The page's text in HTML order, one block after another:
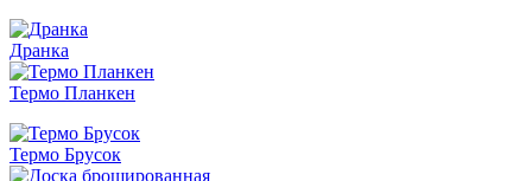
Дранка
Термо Планкен
Термо Брусок